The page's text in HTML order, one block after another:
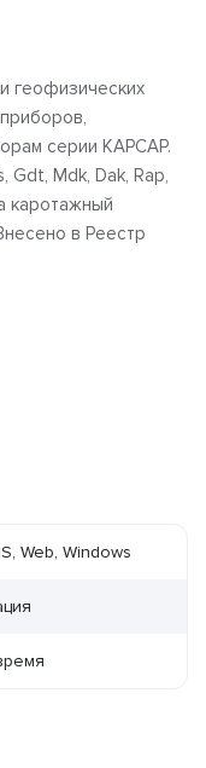
геофизических
серии КАРСАР.
Gdt, Mdk, Dak, Rap,
каротажный
в Реестр
Web, Windows